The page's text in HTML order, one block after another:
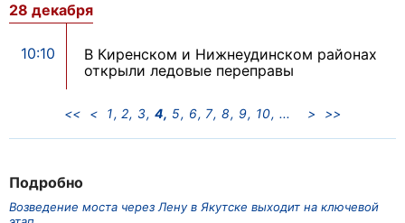
Подробно
Возведение моста через Лену в Якутске выходит на ключевой
28 декабря
10:10
В Киренском и Нижнеудинском районах
открыли ледовые переправы
<< < 1 2 3 4 5 6 7 8 9 10 > >>